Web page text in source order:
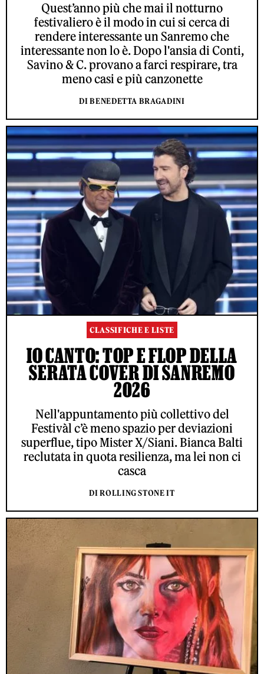
Quest’anno più che mai il notturno
festivaliero è il modo in cui si cerca di
rendere interessante un Sanremo che
interessante non lo è. Dopo l'ansia di Conti,
Savino & C. provano a farci respirare, tra
meno casi e più canzonette
DI BENEDETTA BRAGADINI
CLASSIFICHE E LISTE
IO CANTO: TOP E FLOP DELLA
SERATA COVER DI SANREMO
2026
Nell'appuntamento più collettivo del
Festivàl c’è meno spazio per deviazioni
superflue, tipo Mister X/Siani. Bianca Balti
reclutata in quota resilienza, ma lei non ci
casca
DI ROLLING STONE IT